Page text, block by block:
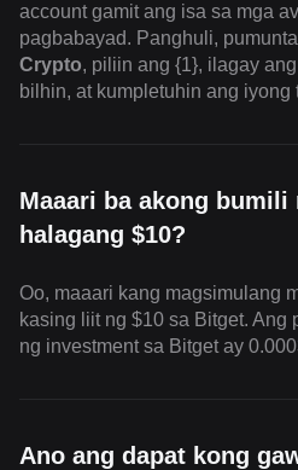
account gamit ang isa sa mga
pagbabayad. Panghuli,
Crypto, piliin ang {1}, ilagay
bilhin, at kumpletuhin ang iyong
Maaari ba akong bumili
halagang $10?
Oo, maaari kang magsimulang
kasing liit ng $10 sa Bitget. Ang
ng investment sa Bitget ay
Ano ang dapat kong